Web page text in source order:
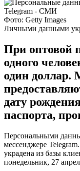
Фото: Getty Images
Личными данными
При оптовой
одного
один
дату
паспорта,
Персональными
мессенджере
украдена из базы
понедельник, 27